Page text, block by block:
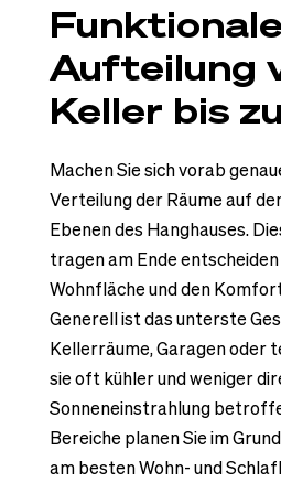
Funktionale
Aufteilung
Keller bis
Machen Sie sich vorab
Verteilung der Räume auf
Ebenen des Hanghauses.
tragen am Ende entscheiden
Wohnfläche und den
Generell ist das unterste
Kellerräume, Garagen oder
sie oft kühler und weniger
Sonneneinstrahlung
Bereiche planen Sie im
am besten Wohn- und